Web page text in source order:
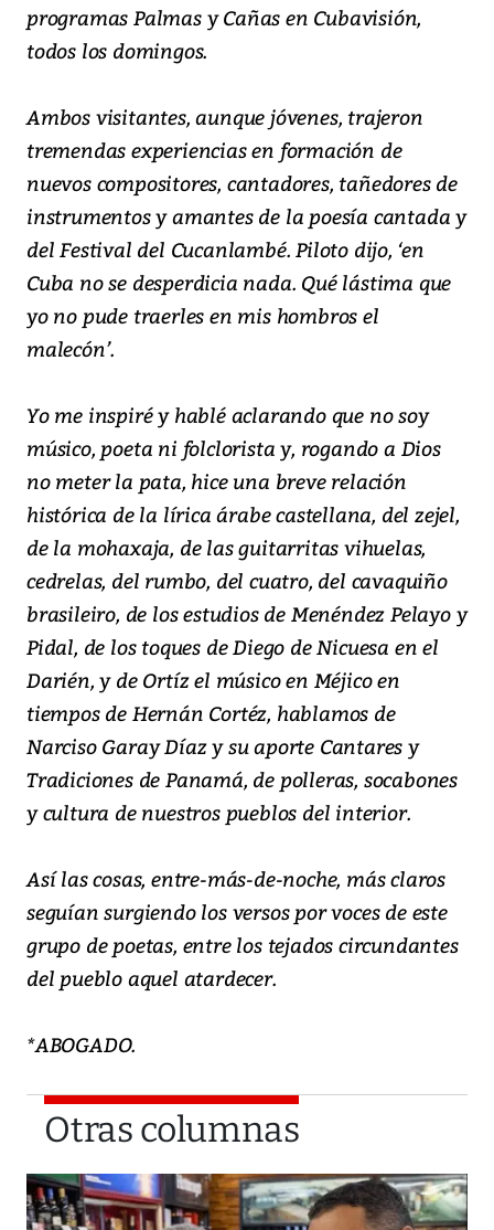
programas Palmas y Cañas en Cubavisión,
todos los domingos.
Ambos visitantes, aunque jóvenes, trajeron
tremendas experiencias en formación de
nuevos compositores, cantadores, tañedores de
instrumentos y amantes de la poesía cantada y
del Festival del Cucanlambé. Piloto dijo, ‘en
Cuba no se desperdicia nada. Qué lástima que
yo no pude traerles en mis hombros el
malecón’.
Yo me inspiré y hablé aclarando que no soy
músico, poeta ni folclorista y, rogando a Dios
no meter la pata, hice una breve relación
histórica de la lírica árabe castellana, del zejel,
de la mohaxaja, de las guitarritas vihuelas,
cedrelas, del rumbo, del cuatro, del cavaquiño
brasileiro, de los estudios de Menéndez Pelayo y
Pidal, de los toques de Diego de Nicuesa en el
Darién, y de Ortíz el músico en Méjico en
tiempos de Hernán Cortéz, hablamos de
Narciso Garay Díaz y su aporte Cantares y
Tradiciones de Panamá, de polleras, socabones
y cultura de nuestros pueblos del interior.
Así las cosas, entre-más-de-noche, más claros
seguían surgiendo los versos por voces de este
grupo de poetas, entre los tejados circundantes
del pueblo aquel atardecer.
*ABOGADO.
Otras columnas